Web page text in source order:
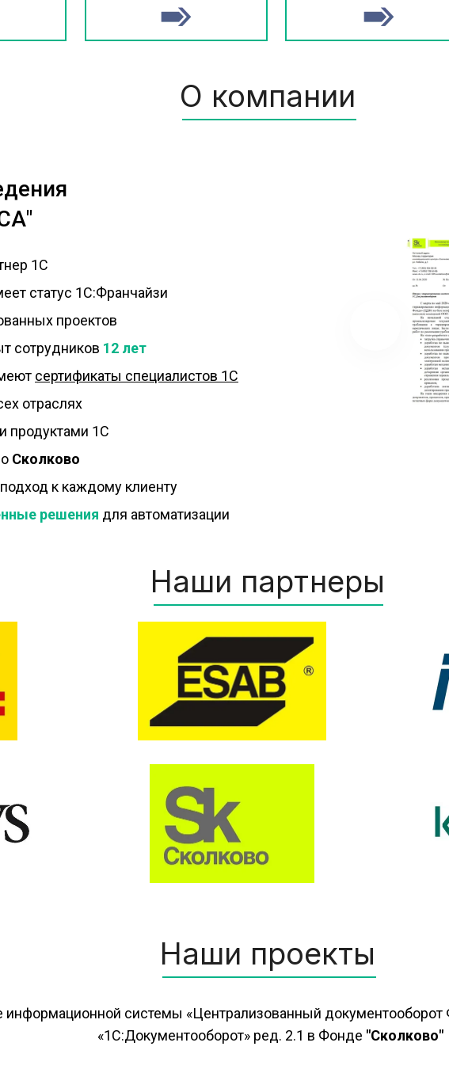
О компании
1С
статус 1С:Франчайзи
проектов
сотрудников 12 лет
сертификаты специалистов 1С
отраслях
продуктами 1С
Сколково
к каждому клиенту
решения для автоматизации
Наши партнеры
Наши проекты
информационной системы «Централизованный документооборот
«1С:Документооборот» ред. 2.1 в Фонде "Сколково"